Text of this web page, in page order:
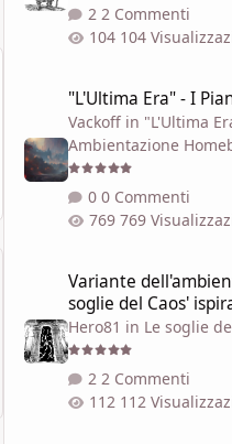
2 Commenti
104
"L'Ultima Era" - I
Vackoffin "L'Ultima
Ambientazione
0 Commenti
769
Variante
soglie del Caos'
Hero81 in Le soglie
2 Commenti
112